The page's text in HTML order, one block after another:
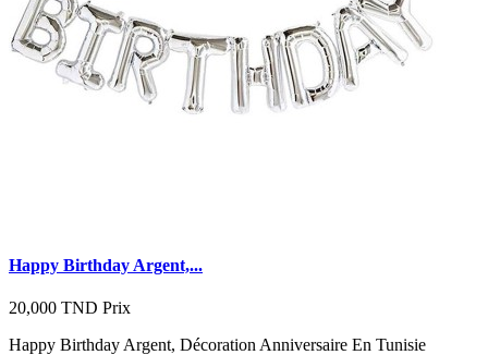
Happy Birthday Argent,...
20,000 TND Prix
Happy Birthday Argent, Décoration Anniversaire En Tunisie